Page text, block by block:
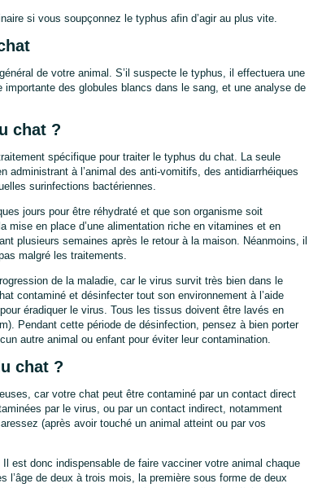
si vous soupçonnez le typhus afin d’agir au plus vite.
de votre animal. S’il suspecte le typhus, il effectuera une
des globules blancs dans le sang, et une analyse de
chat ?
spécifique pour traiter le typhus du chat. La seule
à l’animal des anti-vomitifs, des antidiarrhéiques
surinfections bactériennes.
jours pour être réhydraté et que son organisme soit
mise en place d’une alimentation riche en vitamines et en
plusieurs semaines après le retour à la maison. Néanmoins, il
malgré les traitements.
de la maladie, car le virus survit très bien dans le
contaminé et désinfecter tout son environnement à l’aide
éradiquer le virus. Tous les tissus doivent être lavés en
Pendant cette période de désinfection, pensez à bien porter
autre animal ou enfant pour éviter leur contamination.
chat ?
car votre chat peut être contaminé par un contact direct
par le virus, ou par un contact indirect, notamment
(après avoir touché un animal atteint ou par vos
est donc indispensable de faire vacciner votre animal chaque
l’âge de deux à trois mois, la première sous forme de deux